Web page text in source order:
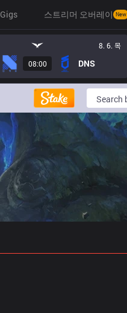
Gigs 스트리머 오버레이 New
8. 6. 목
08:00 DNS